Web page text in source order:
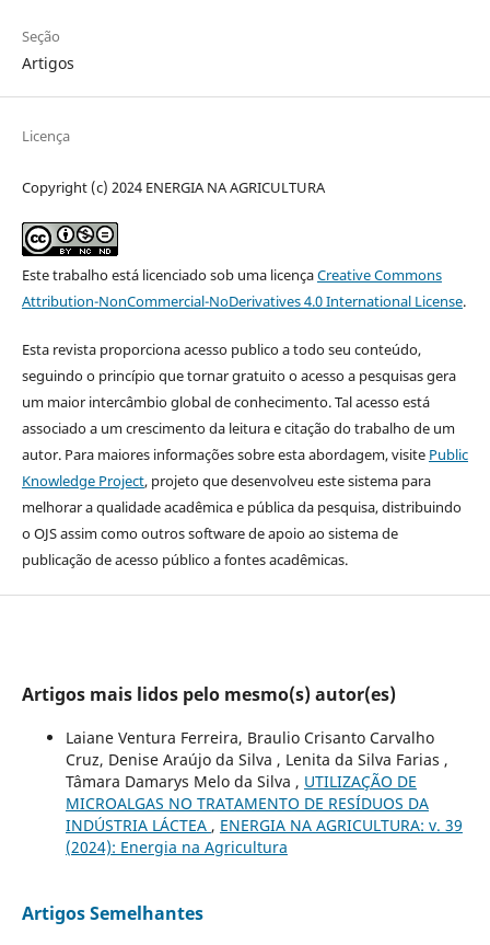
Seção
Artigos
Licença
Copyright (c) 2024 ENERGIA NA AGRICULTURA
Este trabalho está licenciado sob uma licençaCreative Commons
Attribution-NonCommercial-NoDerivatives 4.0 International License.
Esta revista proporciona acesso publico a todo seu conteúdo,
seguindo o princípio que tornar gratuito o acesso a pesquisas gera
um maior intercâmbio global de conhecimento. Tal acesso está
associado a um crescimento da leitura e citação do trabalho de um
autor. Para maiores informações sobre esta abordagem, visite Public
Knowledge Project, projeto que desenvolveu este sistema para
melhorar a qualidade acadêmica e pública da pesquisa, distribuindo
o OJS assim como outros software de apoio ao sistema de
publicação de acesso público a fontes acadêmicas.
Artigos mais lidos pelo mesmo(s) autor(es)
Laiane Ventura Ferreira, Braulio Crisanto Carvalho
Cruz, Denise Araújo da Silva , Lenita da Silva Farias ,
Tâmara Damarys Melo da Silva , UTILIZAÇÃO DE
MICROALGAS NO TRATAMENTO DE RESÍDUOS DA
INDÚSTRIA LÁCTEA , ENERGIA NA AGRICULTURA: v. 39
(2024): Energia na Agricultura
Artigos Semelhantes